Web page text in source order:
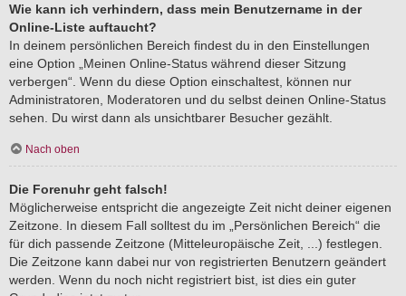
Wie kann ich verhindern, dass mein Benutzername in der
Online-Liste auftaucht?
In deinem persönlichen Bereich findest du in den Einstellungen
eine Option „Meinen Online-Status während dieser Sitzung
verbergen“. Wenn du diese Option einschaltest, können nur
Administratoren, Moderatoren und du selbst deinen Online-Status
sehen. Du wirst dann als unsichtbarer Besucher gezählt.
Nach oben
Die Forenuhr geht falsch!
Möglicherweise entspricht die angezeigte Zeit nicht deiner eigenen
Zeitzone. In diesem Fall solltest du im „Persönlichen Bereich“ die
für dich passende Zeitzone (Mitteleuropäische Zeit, ...) festlegen.
Die Zeitzone kann dabei nur von registrierten Benutzern geändert
werden. Wenn du noch nicht registriert bist, ist dies ein guter